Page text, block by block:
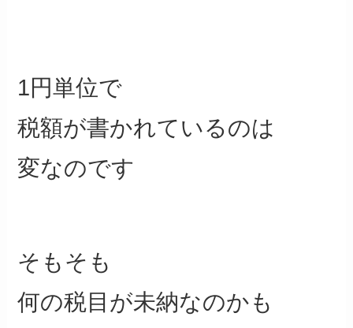
1円単位で
税額が書かれているのは
変なのです
そもそも
何の税目が未納なのかも